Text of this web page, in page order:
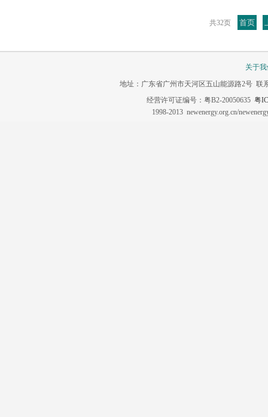
共32页 首页
关于
地址：广东省广州市天河区五山能源路2号 联
经营许可证编号：粤B2-20050635 粤
1998-2013 newenergy.org.cn/